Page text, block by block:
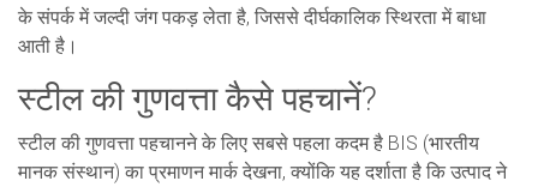
के संपर्क में जल्दी जंग पकड़ लेता है, जिससे दीर्घकालिक स्थिरता में बाधा
आती है।
स्टील की गुणवत्ता कैसे पहचानें?
स्टील की गुणवत्ता पहचानने के लिए सबसे पहला कदम है BIS (भारतीय
मानक संस्थान) का प्रमाणन मार्क देखना, क्योंकि यह दर्शाता है कि उत्पाद ने